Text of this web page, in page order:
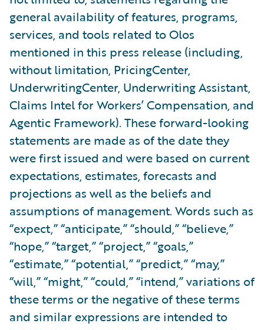
general availability of features, programs,
services, and tools related to Olos
mentioned in this press release (including,
without limitation, PricingCenter,
UnderwritingCenter, Underwriting Assistant,
Claims Intel for Workers’ Compensation, and
Agentic Framework). These forward-looking
statements are made as of the date they
were first issued and were based on current
expectations, estimates, forecasts and
projections as well as the beliefs and
assumptions of management. Words such as
“expect,” “anticipate,” “should,” “believe,”
“hope,” “target,” “project,” “goals,”
“estimate,” “potential,” “predict,” “may,”
“will,” “might,” “could,” “intend,” variations of
these terms or the negative of these terms
and similar expressions are intended to